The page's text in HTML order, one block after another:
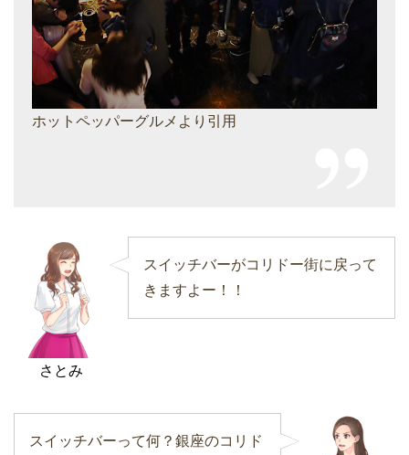
ホットペッパーグルメより引用
さとみ
スイッチバーがコリドー街に戻って
きますよー！！
スイッチバーって何？銀座のコリド